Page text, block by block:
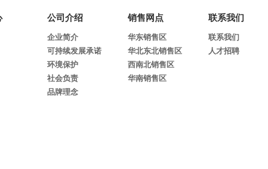
公司介绍
企业简介
可持续发展承诺
环境保护
社会负责
品牌理念
销售网点
华东销售区
华北东北销售区
西南北销售区
华南销售区
联系我们
联系我们
人才招聘